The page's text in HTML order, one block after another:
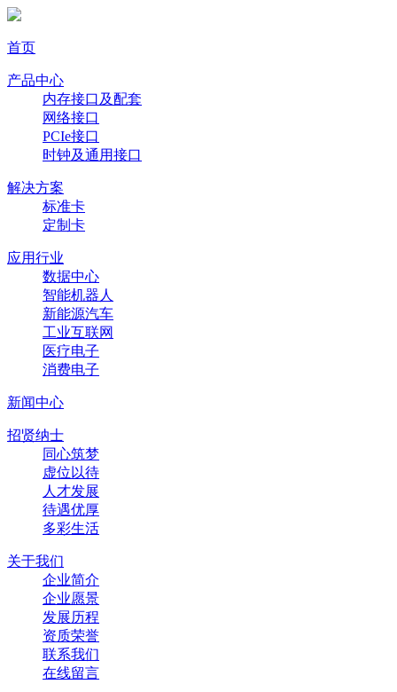
首页
产品中心
内存接口及配套
网络接口
PCIe接口
时钟及通用接口
解决方案
标准卡
定制卡
应用行业
数据中心
智能机器人
新能源汽车
工业互联网
医疗电子
消费电子
新闻中心
招贤纳士
同心筑梦
虚位以待
人才发展
待遇优厚
多彩生活
关于我们
企业简介
企业愿景
发展历程
资质荣誉
联系我们
在线留言